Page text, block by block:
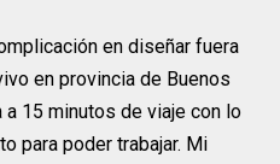
en diseñar fuera
en provincia de Buenos
15 minutos de viaje con lo
para poder trabajar. Mi